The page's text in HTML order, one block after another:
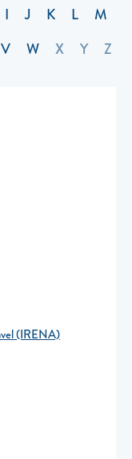
I J K L
M
V W X Y Z
(IRENA)